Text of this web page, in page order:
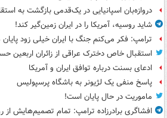
دروازه‌بان اسپانیایی در یک‌قدمی بازگشت به
شاید روسیه، آمریکا را در ایران زمین‌گیر کند!
ترامپ: فکر می‌کنم جنگ با ایران خیلی زود پایان
استقبال خاص دخترک عراقی از زائران اربعین
ادعای بسنت درباره توافق ایران و آمریکا
پاسخ منفی یک لژیونر به باشگاه پرسپولیس
ماموریت در حال پایان است!
افشاگری برادرزاده ترامپ: تمام تصمیم‌هایش